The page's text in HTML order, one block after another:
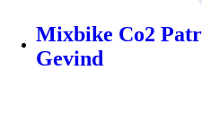
Mixbike Co2
Gevind